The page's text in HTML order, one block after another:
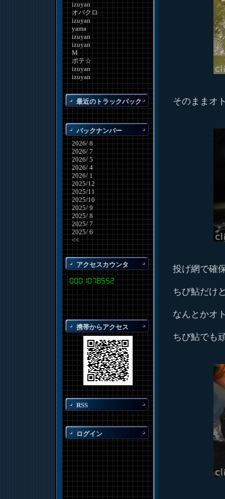
izuyan
オバクロ
izuyan
yama
izuyan
izuyan
M
ポテ☆
izuyan
izuyan
最近のトラックバック
バックナンバー
2026/ 8
2026/ 7
2026/ 5
2026/ 4
2026/ 1
2025/12
2025/11
2025/10
2025/ 9
2025/ 8
2025/ 7
2025/ 6
<<
アクセスカウンタ
携帯からアクセス
RSS
ログイン
そのままオ
投げ網で確
ちび鮎だけ
なんとかオ
ちび鮎でも